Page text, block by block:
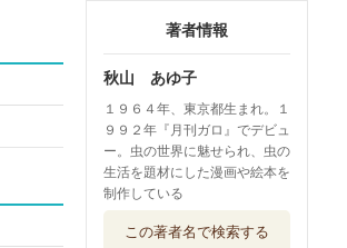
著者情報
秋山 あゆ子
１９６４年、東京都生まれ。１
９９２年『月刊ガロ』でデビュ
ー。虫の世界に魅せられ、虫の
生活を題材にした漫画や絵本を
制作している
この著者名で検索する
のづくし ５